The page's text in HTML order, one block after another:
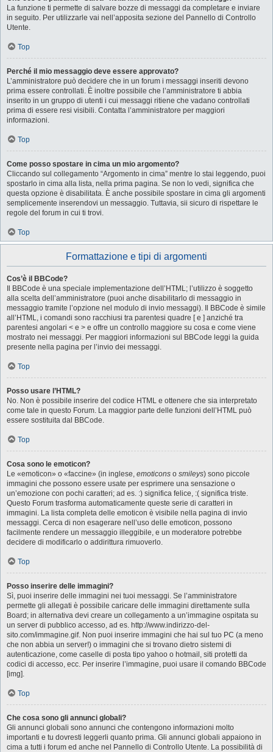
La funzione ti permette di salvare bozze di messaggi da completare e inviare
in seguito. Per utilizzarle vai nell’apposita sezione del Pannello di Controllo
Utente.
Top
Perché il mio messaggio deve essere approvato?
L’amministratore può decidere che in un forum i messaggi inseriti devono
prima essere controllati. È inoltre possibile che l’amministratore ti abbia
inserito in un gruppo di utenti i cui messaggi ritiene che vadano controllati
prima di essere resi visibili. Contatta l’amministratore per maggiori
informazioni.
Top
Come posso spostare in cima un mio argomento?
Cliccando sul collegamento “Argomento in cima” mentre lo stai leggendo, puoi
spostarlo in cima alla lista, nella prima pagina. Se non lo vedi, significa che
questa opzione è disabilitata. È anche possibile spostare in cima gli argomenti
semplicemente inserendovi un messaggio. Tuttavia, sii sicuro di rispettare le
regole del forum in cui ti trovi.
Top
Formattazione e tipi di argomenti
Cos’è il BBCode?
Il BBCode è una speciale implementazione dell’HTML; l’utilizzo è soggetto
alla scelta dell’amministratore (puoi anche disabilitarlo di messaggio in
messaggio tramite l’opzione nel modulo di invio messaggi). Il BBCode è simile
all’HTML, i comandi sono racchiusi tra parentesi quadre [ e ] anziché tra
parentesi angolari < e > e offre un controllo maggiore su cosa e come viene
mostrato nei messaggi. Per maggiori informazioni sul BBCode leggi la guida
presente nella pagina per l’invio dei messaggi.
Top
Posso usare l’HTML?
No. Non è possibile inserire del codice HTML e ottenere che sia interpretato
come tale in questo Forum. La maggior parte delle funzioni dell’HTML può
essere sostituita dal BBCode.
Top
Cosa sono le emoticon?
Le «emoticon» o «faccine» (in inglese, emoticons o smileys) sono piccole
immagini che possono essere usate per esprimere una sensazione o
un’emozione con pochi caratteri; ad es. :) significa felice, :( significa triste.
Questo Forum trasforma automaticamente queste serie di caratteri in
immagini. La lista completa delle emoticon è visibile nella pagina di invio
messaggi. Cerca di non esagerare nell’uso delle emoticon, possono
facilmente rendere un messaggio illeggibile, e un moderatore potrebbe
decidere di modificarlo o addirittura rimuoverlo.
Top
Posso inserire delle immagini?
Sì, puoi inserire delle immagini nei tuoi messaggi. Se l’amministratore
permette gli allegati è possibile caricare delle immagini direttamente sulla
Board; in alternativa devi creare un collegamento a un’immagine ospitata su
un server di pubblico accesso, ad es. http://www.indirizzo-del-
sito.com/immagine.gif. Non puoi inserire immagini che hai sul tuo PC (a meno
che non abbia un server!) o immagini che si trovano dietro sistemi di
autenticazione, come caselle di posta tipo yahoo o hotmail, siti protetti da
codici di accesso, ecc. Per inserire l’immagine, puoi usare il comando BBCode
[img].
Top
Che cosa sono gli annunci globali?
Gli annunci globali sono annunci che contengono informazioni molto
importanti e tu dovresti leggerli quanto prima. Gli annunci globali appaiono in
cima a tutti i forum ed anche nel Pannello di Controllo Utente. La possibilità di